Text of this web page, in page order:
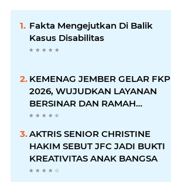
Fakta Mengejutkan Di Balik
Kasus Disabilitas
KEMENAG JEMBER GELAR FKP
2026, WUJUDKAN LAYANAN
BERSINAR DAN RAMAH
DISABILITAS
AKTRIS SENIOR CHRISTINE
HAKIM SEBUT JFC JADI BUKTI
KREATIVITAS ANAK BANGSA